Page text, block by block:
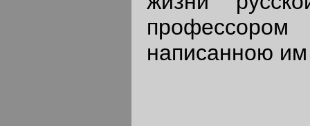
написанною